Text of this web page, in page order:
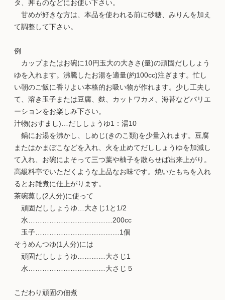
タ、丼ものなどにお使い下さい。
甘めが好きな方は、本品を使われる前に砂糖、みりんを加え
て調整して下さい。
例
カップまたはお碗に10円玉大の大きさ(量)の頑固だししょう
ゆを入れます。沸騰したお湯を適量(約100cc)注ぎます。忙し
い朝のご飯に香りよい本格的お吸い物が作れます。少し工夫し
て、溶き玉子または豆腐、麩、カットワカメ、海苔などバリエ
ーションをお楽しみ下さい。
汁物(おすまし)…だししょうゆ1：湯10
鍋にお湯を沸かし、しめじ(きのこ類)を少量入れます。豆腐
またはかまぼこなどを入れ、火を止めてだししょうゆを加減し
て入れ、お碗によそって三つ葉や柚子を散らせば出来上がり。
高級料亭でいただくような上品なお味です。焼いたもちを入れ
るとお雑煮に仕上がります。
茶碗蒸し(2人分)に使って
頑固だししょうゆ…大さじ1と1/2
水………………………………200cc
玉子………………………………1個
そうめんつゆ(1人分)には
頑固だししょうゆ…………大さじ1
水……………………………大さじ５
こだわり頑固の佃煮